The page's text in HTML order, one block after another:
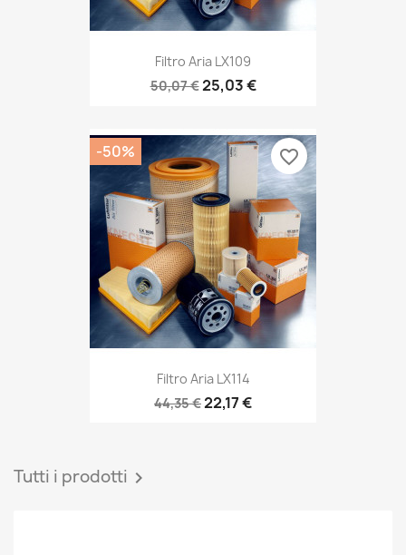
Filtro Aria LX109
50,07 €25,03 €
Filtro Aria LX114
44,35 €22,17 €
-50% favorite_border
Tutti i prodotti 